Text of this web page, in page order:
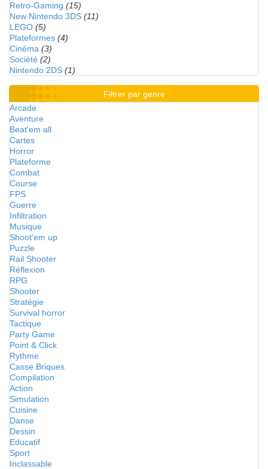
Retro-Gaming (15)
New Nintendo 3DS (11)
LEGO (5)
Plateformes (4)
Cinéma (3)
Société (2)
Nintendo 2DS (1)
Filtrer par genre
Arcade
Aventure
Beat'em all
Cartes
Horror
Plateforme
Combat
Course
FPS
Guerre
Infiltration
Musique
Shoot'em up
Puzzle
Rail Shooter
Réflexion
RPG
Shooter
Stratégie
Survival horror
Tactique
Party Game
Point & Click
Rythme
Casse Briques
Compilation
Action
Simulation
Cuisine
Danse
Dessin
Educatif
Sport
Inclassable